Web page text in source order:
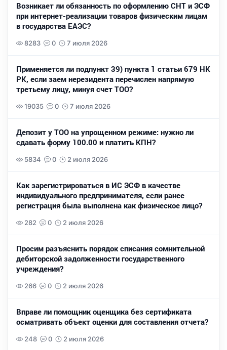
Возникает ли обязанность по оформлению СНТ и ЭСФ
при интернет-реализации товаров физическим лицам
в государства ЕАЭС?
8283 0 7 июля 2026
Применяется ли подпункт 39) пункта 1 статьи 679 НК
РК, если заем нерезидента перечислен напрямую
третьему лицу, минуя счет ТОО?
19035 0 7 июля 2026
Депозит у ТОО на упрощенном режиме: нужно ли
сдавать форму 100.00 и платить КПН?
5834 0 2 июля 2026
Как зарегистрироваться в ИС ЭСФ в качестве
индивидуального предпринимателя, если ранее
регистрация была выполнена как физическое лицо?
282 0 2 июля 2026
Просим разъяснить порядок списания сомнительной
дебиторской задолженности государственного
учреждения?
266 0 2 июля 2026
Вправе ли помощник оценщика без сертификата
осматривать объект оценки для составления отчета?
248 0 2 июля 2026